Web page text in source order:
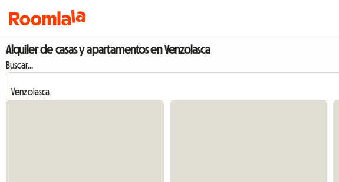
Alquiler de casas y apartamentos en Venzolasca
Buscar...